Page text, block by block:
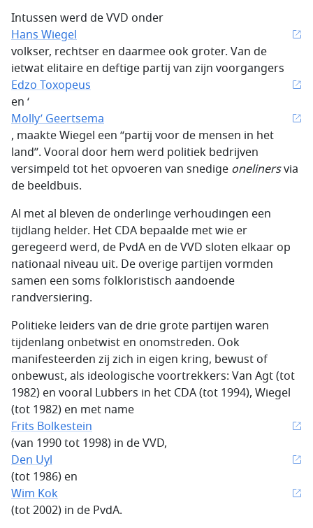
Intussen werd de VVD onder
Hans Wiegel
volkser, rechtser en daarmee ook groter. Van de
ietwat elitaire en deftige partij van zijn voorgangers
Edzo Toxopeus
en ‘
Molly’ Geertsema
, maakte Wiegel een “partij voor de mensen in het
land’’. Vooral door hem werd politiek bedrijven
versimpeld tot het opvoeren van snedige onelinersvia
de beeldbuis.
Al met al bleven de onderlinge verhoudingen een
tijdlang helder. Het CDA bepaalde met wie er
geregeerd werd, de PvdA en de VVD sloten elkaar op
nationaal niveau uit. De overige partijen vormden
samen een soms folkloristisch aandoende
randversiering.
Politieke leiders van de drie grote partijen waren
tijdenlang onbetwist en onomstreden. Ook
manifesteerden zij zich in eigen kring, bewust of
onbewust, als ideologische voortrekkers: Van Agt (tot
1982) en vooral Lubbers in het CDA (tot 1994), Wiegel
(tot 1982) en met name
Frits Bolkestein
(van 1990 tot 1998) in de VVD,
Den Uyl
(tot 1986) en
Wim Kok
(tot 2002) in de PvdA.